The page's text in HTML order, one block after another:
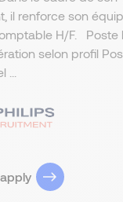
il renforce son
H/F. Poste
selon profil